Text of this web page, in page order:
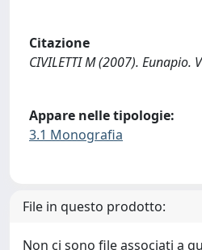
Citazione
CIVILETTI M (2007).
Appare nelle tipologie:
3.1 Monografia
File in questo prodotto:
Non ci sono file associati a